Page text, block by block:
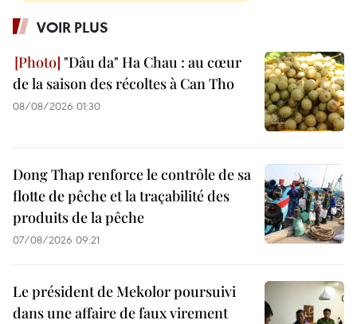
VOIR PLUS
"Dâu da" Ha Chau : au cœur
de la saison des récoltes à Can Tho
08/08/2026 01:30
Dong Thap renforce le contrôle de sa
flotte de pêche et la traçabilité des
produits de la pêche
07/08/2026 09:21
Le président de Mekolor poursuivi
dans une affaire de faux virement